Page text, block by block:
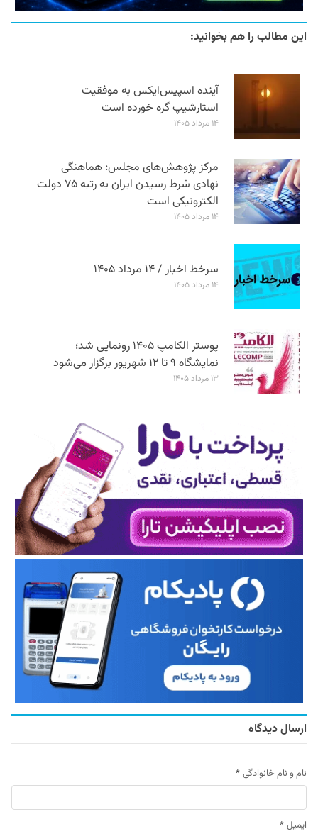
این مطالب را هم بخوانید:
آینده اسپیس‌ایکس به موفقیت
استارشیپ گره خورده است
۱۴ مرداد ۱۴۰۵
مرکز پژوهش‌های مجلس: هماهنگی
نهادی شرط رسیدن ایران به رتبه ۷۵ دولت
الکترونیکی است
۱۴ مرداد ۱۴۰۵
سرخط اخبار / ۱۴ مرداد ۱۴۰۵
۱۴ مرداد ۱۴۰۵
پوستر الکامپ ۱۴۰۵ رونمایی شد؛
نمایشگاه ۹ تا ۱۲ شهریور برگزار می‌شود
۱۳ مرداد ۱۴۰۵
ارسال دیدگاه
نام و نام خانوادگی *
ایمیل *